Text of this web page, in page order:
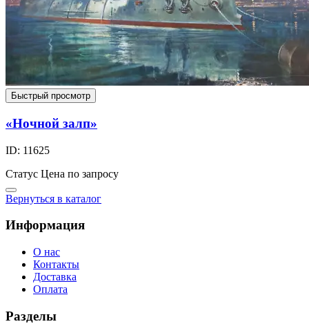
Быстрый просмотр
«Ночной залп»
ID: 11625
Статус Цена по запросу
Вернуться в каталог
Информация
О нас
Контакты
Доставка
Оплата
Разделы